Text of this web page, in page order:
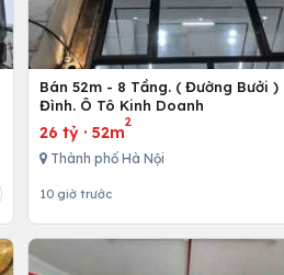
Bán 52m - 8 Tầng. ( Đường Bưởi )
Đình. Ô Tô Kinh Doanh
26 tỷ ·52m
2
Thành phố Hà Nội
10 giờ trước